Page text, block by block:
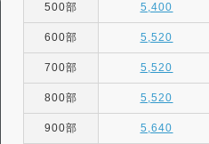
500部 5,400
600部 5,520
700部 5,520
800部 5,520
900部 5,640